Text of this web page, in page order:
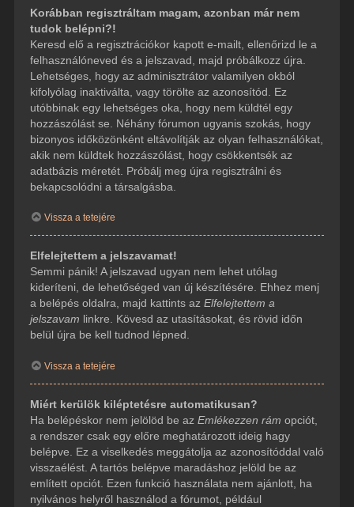
Korábban regisztráltam magam, azonban már nem
tudok belépni?!
Keresd elő a regisztrációkor kapott e-mailt, ellenőrizd le a
felhasználóneved és a jelszavad, majd próbálkozz újra.
Lehetséges, hogy az adminisztrátor valamilyen okból
kifolyólag inaktiválta, vagy törölte az azonosítód. Ez
utóbbinak egy lehetséges oka, hogy nem küldtél egy
hozzászólást se. Néhány fórumon ugyanis szokás, hogy
bizonyos időközönként eltávolítják az olyan felhasználókat,
akik nem küldtek hozzászólást, hogy csökkentsék az
adatbázis méretét. Próbálj meg újra regisztrálni és
bekapcsolódni a társalgásba.
Vissza a tetejére
Elfelejtettem a jelszavamat!
Semmi pánik! A jelszavad ugyan nem lehet utólag
kideríteni, de lehetőséged van új készítésére. Ehhez menj
a belépés oldalra, majd kattints az Elfelejtettem a
jelszavam linkre. Kövesd az utasításokat, és rövid időn
belül újra be kell tudnod lépned.
Vissza a tetejére
Miért kerülök kiléptetésre automatikusan?
Ha belépéskor nem jelölöd be az Emlékezzen rám opciót,
a rendszer csak egy előre meghatározott ideig hagy
belépve. Ez a viselkedés meggátolja az azonosítóddal való
visszaélést. A tartós belépve maradáshoz jelöld be az
említett opciót. Ezen funkció használata nem ajánlott, ha
nyilvános helyről használod a fórumot, például